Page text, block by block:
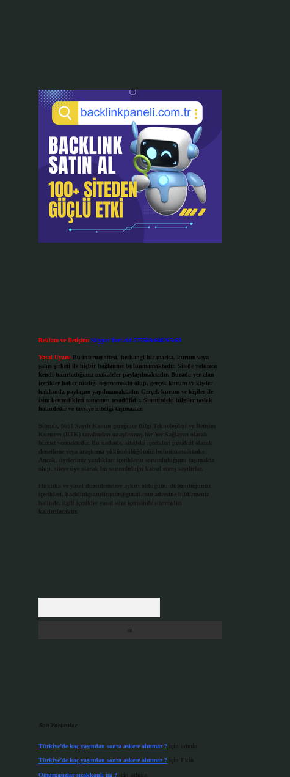
Reklam ve İletişim: Skype: live:.cid.575569c608265c69
Yasal Uyarı: Bu internet sitesi, herhangi bir marka, kurum veya
şahıs şirketi ile hiçbir bağlantısı bulunmamaktadır. Sitede yalnızca
kendi hazırladığımız makaleler paylaşılmaktadır. Burada yer alan
içerikler haber niteliği taşımamakta olup, gerçek kurum ve kişiler
hakkında paylaşım yapılmamaktadır. Gerçek kurum ve kişiler ile
isim benzerlikleri tamamen tesadüfidir. Sitemizdeki bilgiler taslak
halindedir ve tavsiye niteliği taşımazlar.
Sitemiz, 5651 Sayılı Kanun gereğince Bilgi Teknolojileri ve İletişim
Kurumu (BTK) tarafından onaylanmış bir Yer Sağlayıcı olarak
hizmet vermektedir. Bu nedenle, sitedeki içerikleri proaktif olarak
denetleme veya araştırma yükümlülüğümüz bulunmamaktadır.
Ancak, üyelerimiz yazdıkları içeriklerin sorumluluğunu taşımakta
olup, siteye üye olarak bu sorumluluğu kabul etmiş sayılırlar.
Hukuka ve yasal düzenlemelere aykırı olduğunu düşündüğünüz
içerikleri,
backlinkpanelicomtr@gmail.com adresine bildirmeniz
halinde, ilgili içerikler yasal süre içerisinde sitemizden
kaldırılacaktır.
Son Yorumlar
Türkiye’de kaç yaşından sonra askere alınmaz ?için admin
Türkiye’de kaç yaşından sonra askere alınmaz ?için Ekin
Omurgasızlar sıcakkanlı mı ?için admin